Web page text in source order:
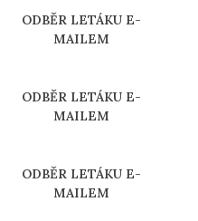
ODBĚR LETÁKU E-
MAILEM
ODBĚR LETÁKU E-
MAILEM
ODBĚR LETÁKU E-
MAILEM